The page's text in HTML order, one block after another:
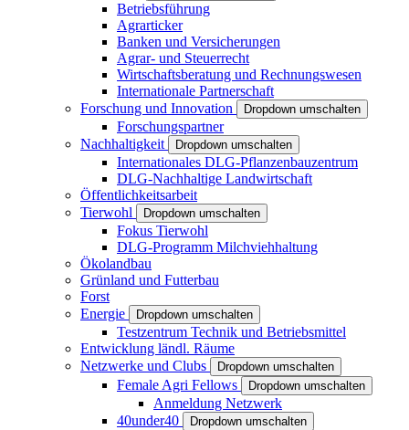
Betriebsführung
Agrarticker
Banken und Versicherungen
Agrar- und Steuerrecht
Wirtschaftsberatung und Rechnungswesen
Internationale Partnerschaft
Forschung und Innovation
Dropdown umschalten
Forschungspartner
Nachhaltigkeit
Dropdown umschalten
Internationales DLG-Pflanzenbauzentrum
DLG-Nachhaltige Landwirtschaft
Öffentlichkeitsarbeit
Tierwohl
Dropdown umschalten
Fokus Tierwohl
DLG-Programm Milchviehhaltung
Ökolandbau
Grünland und Futterbau
Forst
Energie
Dropdown umschalten
Testzentrum Technik und Betriebsmittel
Entwicklung ländl. Räume
Netzwerke und Clubs
Dropdown umschalten
Female Agri Fellows Dropdown umschalten
Anmeldung Netzwerk
40under40
Dropdown umschalten